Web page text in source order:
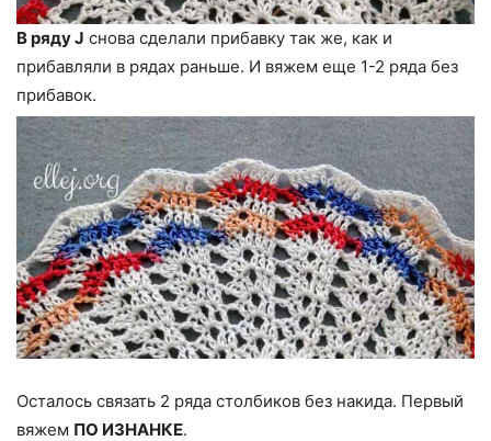
В ряду J снова сделали прибавку так же, как и
прибавляли в рядах раньше. И вяжем еще 1-2 ряда без
прибавок.
Осталось связать 2 ряда столбиков без накида. Первый
вяжем ПО ИЗНАНКЕ.